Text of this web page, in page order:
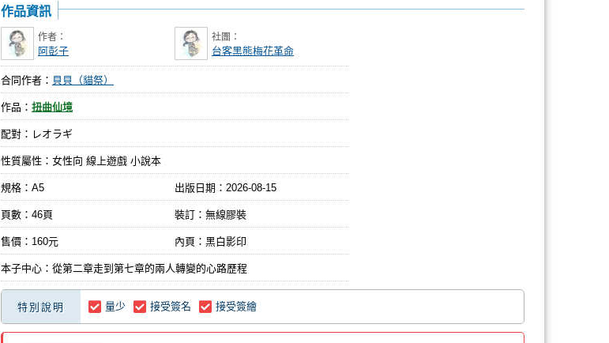
作品資訊
作者：
阿彭子
社團：
台客黑熊梅花革命
合同作者： 貝貝（貓祭）
作品： 扭曲仙境
配對：レオラギ
性質屬性：女性向 線上遊戲 小說本
規格：A5 出版日期： 2026-08-15
頁數：46頁 裝訂：無線膠裝
售價：160元 內頁：黑白影印
本子中心：從第二章走到第七章的兩人轉變的心路歷程
特別說明 量少 接受簽名 接受簽繪